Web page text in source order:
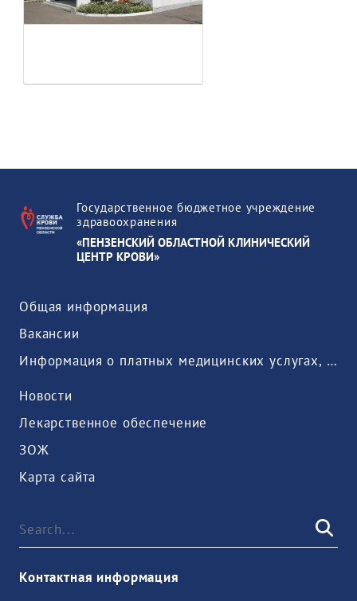
Государственное бюджетное учреждение
здравоохранения
«ПЕНЗЕНСКИЙ ОБЛАСТНОЙ КЛИНИЧЕСКИЙ
ЦЕНТР КРОВИ»
Общая информация
Вакансии
Информация о платных медицинских услугах, предоставляемых медицинской организацией
Новости
Лекарственное обеспечение
ЗОЖ
Карта сайта
Контактная информация